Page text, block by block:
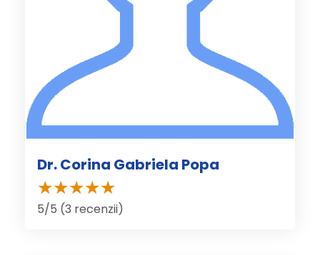
Dr. Corina Gabriela Popa
5/5 (3 recenzii)